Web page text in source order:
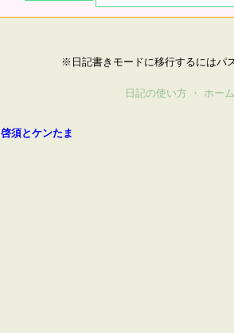
※日記書きモードに移行するにはパ
日記の使い方 ・ ホー
啓須とケンたま